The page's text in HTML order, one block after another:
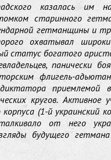
казалась им
старинного
гетманщины и
охватывал
статус богатого
панически
флигель-
приемлемой
кругов. Активное
(1-й украинский
от него
будущего